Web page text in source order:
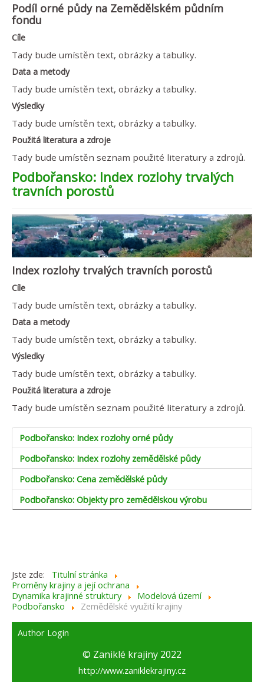
Podíl orné půdy na Zemědělském půdním
fondu
Cíle
Tady bude umístěn text, obrázky a tabulky.
Data a metody
Tady bude umístěn text, obrázky a tabulky.
Výsledky
Tady bude umístěn text, obrázky a tabulky.
Použitá literatura a zdroje
Tady bude umístěn seznam použité literatury a zdrojů.
Podbořansko: Index rozlohy trvalých
travních porostů
Index rozlohy trvalých travních porostů
Cíle
Tady bude umístěn text, obrázky a tabulky.
Data a metody
Tady bude umístěn text, obrázky a tabulky.
Výsledky
Tady bude umístěn text, obrázky a tabulky.
Použitá literatura a zdroje
Tady bude umístěn seznam použité literatury a zdrojů.
Podbořansko: Index rozlohy orné půdy
Podbořansko: Index rozlohy zemědělské půdy
Podbořansko: Cena zemědělské půdy
Podbořansko: Objekty pro zemědělskou výrobu
Jste zde:
Titulní stránka
Proměny krajiny a její ochrana
Dynamika krajinné struktury
Modelová území
Podbořansko
Zemědělské využití krajiny
Author Login
© Zaniklé krajiny 2022
http://www.zaniklekrajiny.cz